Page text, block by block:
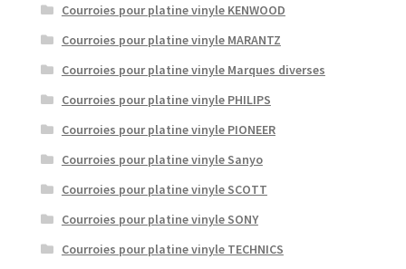
Courroies pour platine vinyle KENWOOD
Courroies pour platine vinyle MARANTZ
Courroies pour platine vinyle Marques diverses
Courroies pour platine vinyle PHILIPS
Courroies pour platine vinyle PIONEER
Courroies pour platine vinyle Sanyo
Courroies pour platine vinyle SCOTT
Courroies pour platine vinyle SONY
Courroies pour platine vinyle TECHNICS